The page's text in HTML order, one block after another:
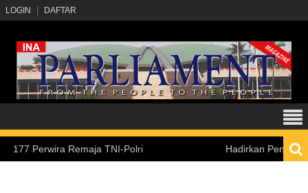
LOGIN DAFTAR
Remaja TNI-Polri Hadirkan Pengalaman